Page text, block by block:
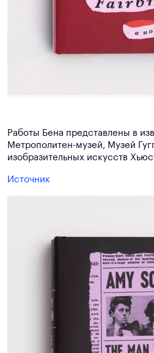
Работы Бена представлены в
Метрополитен-музей, Музей
изобразительных искусств
Источник